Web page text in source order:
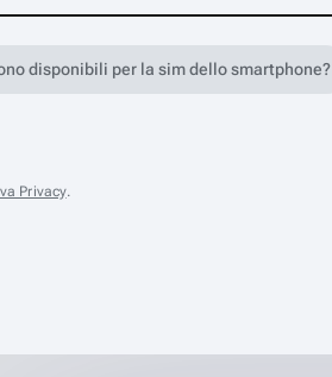
disponibili per la sim dello smartphone?
Privacy.